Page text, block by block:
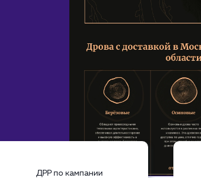
ДРР по кампании